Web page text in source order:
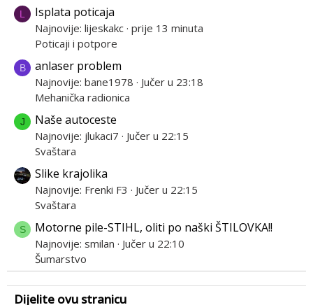
L Isplata poticaja
Najnovije: lijeskakc prije 13 minuta
Poticaji i potpore
B anlaser problem
Najnovije: bane1978
Jučer u 23:18
Mehanička radionica
J Naše autoceste
Najnovije: jlukaci7
Jučer u 22:15
Svaštara
Slike krajolika
Najnovije: Frenki F3
Jučer u 22:15
Svaštara
S Motorne pile-STIHL, oliti po naški ŠTILOVKA!!
Najnovije: smilan
Jučer u 22:10
Šumarstvo
Dijelite ovu stranicu